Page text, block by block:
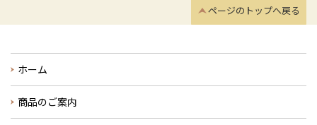
ページのトップへ戻る
ホーム
商品のご案内